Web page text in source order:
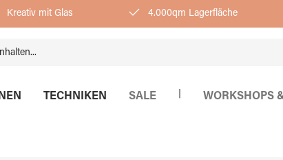
Kreativ mit Glas 4.000qm Lagerfläche
TECHNIKEN SALE WORKSHOPS